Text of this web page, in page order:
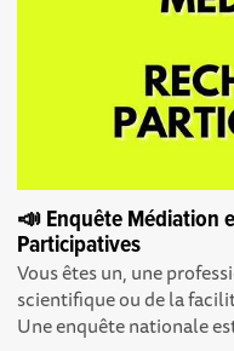
📣 Enquête Médiation
Participatives
Vous êtes un, une
scientifique ou de la
Une enquête nationale